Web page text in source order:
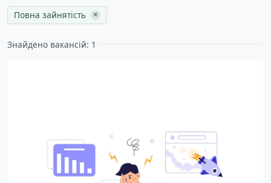
Повна зайнятість ×
Знайдено вакансій: 1